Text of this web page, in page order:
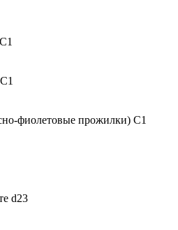
фиолетовые прожилки) С1
d23